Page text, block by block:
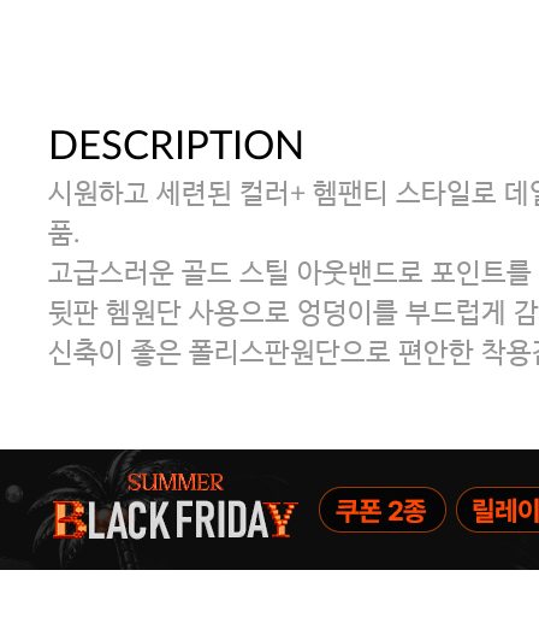
DESCRIPTION
시원하고 세련된 컬러+ 헴팬티 스타일로
품.
고급스러운 골드 스틸 아웃밴드로 포인트를
뒷판 헴원단 사용으로 엉덩이를 부드럽게
신축이 좋은 폴리스판원단으로 편안한 착용